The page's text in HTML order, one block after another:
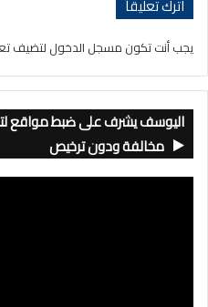
اترك تعليقاً
يجب أنت تكون مسجل الدخول لتضيف
اليوسف يشرف على ضبط مواقع
مخالفة ودون ترخيص